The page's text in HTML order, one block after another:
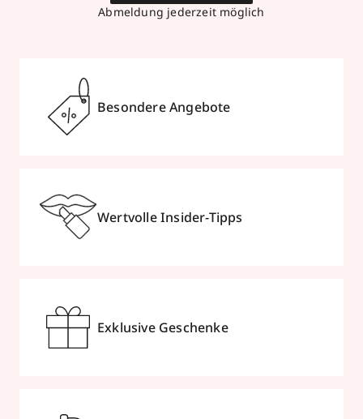
Abmeldung jederzeit möglich
Besondere Angebote
Wertvolle Insider-Tipps
Exklusive Geschenke